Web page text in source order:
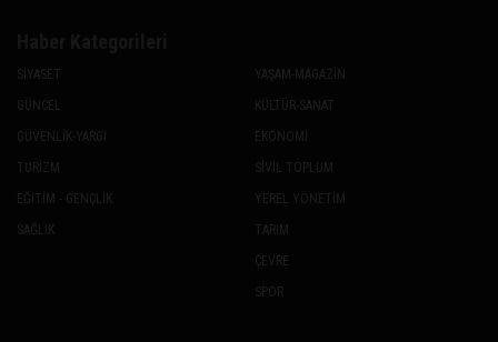
SİYASET
GÜNCEL
GÜVENLİK-YARGI
TURİZM
EĞİTİM - GENÇLİK
SAĞLIK
YAŞAM-MAGAZİN
KÜLTÜR-SANAT
EKONOMİ
SİVİL TOPLUM
YEREL YÖNETİM
TARIM
ÇEVRE
SPOR